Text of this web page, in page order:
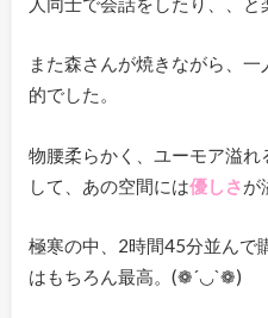
また森さんが焼きながら、
的でした。
物腰柔らかく、ユーモア溢
して、あの空間には優しさが
極寒の中、2時間45分並んで
はもちろん最高。(❁´◡`❁)